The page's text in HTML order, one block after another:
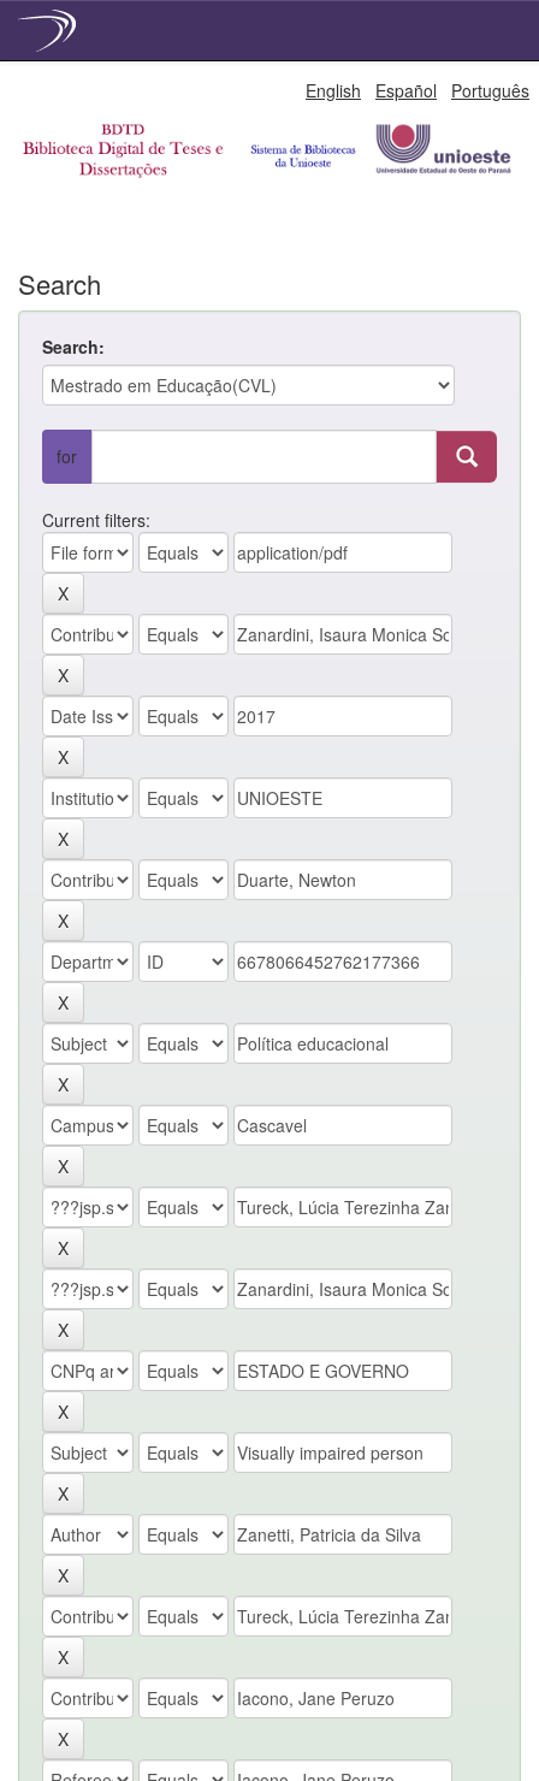
English Español Português
Search
Search:
for
Current filters: